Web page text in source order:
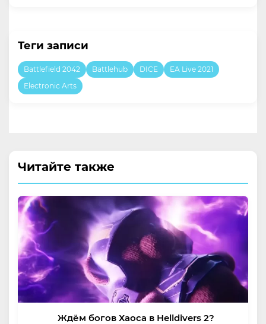
Теги записи
Battlefield 2042 Battlehub DICE
EA Live 2021
Electronic Arts
Читайте также
Ждём богов Хаоса в Helldivers 2?